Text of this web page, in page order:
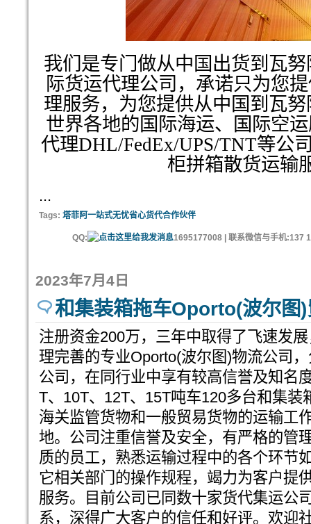
我们是专门做从中国出货到瓦努
际货运代理公司，承诺只为您
理服务，为您提供从中国到瓦努
世界各地的国际海运、国际空
代理DHL/FedEx/UPS/TNT等公
柜拼箱散货运输
...
Tags: 塔菲阿一站式无忧省心货代合作伙伴
QQ: 1695177008 | 联系微信与手机:137
2023年7月4日
和集装箱拖车Oporto(波尔图
注册资金200万，三年中取得了飞速发
理完善的专业Oporto(波尔图)物流公司
公司，在同行业中享有较高信誉及知名
T、10T、12T、15T吨车120多台和集装
海关监管货物和一般贸易货物的运输工
地。公司注重信誉及安全，有严格的管
质的员工，熟悉运输过程中的各个环节
它相关部门的操作规程，竭力为客户提
服务。目前公司已同数十家货代集运公
系，深得广大客户的信任和好评。欢迎